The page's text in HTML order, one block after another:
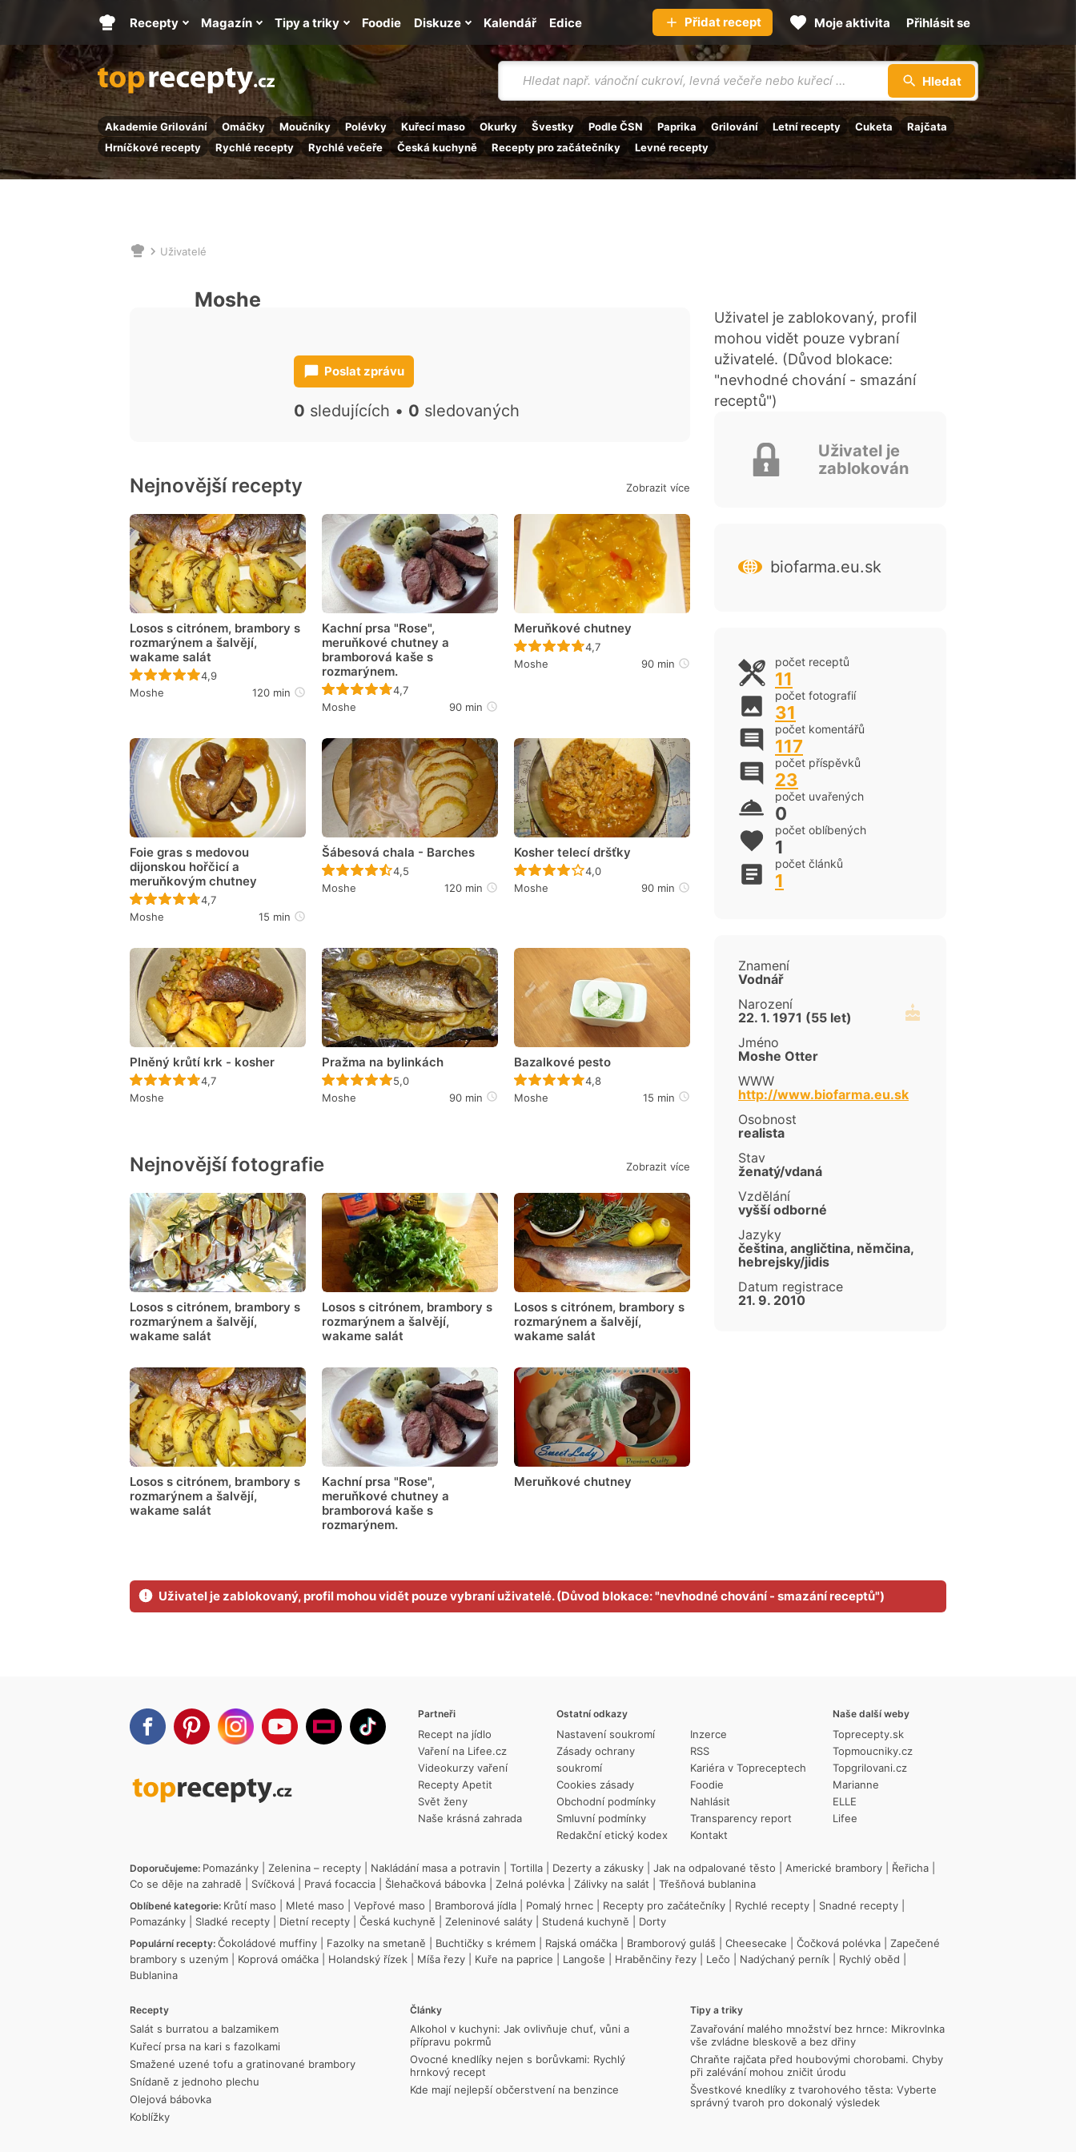
Vyhledávání
Hledat
Akademie Grilování Omáčky Moučníky Polévky Kuřecí maso Okurky Švestky Podle ČSN Paprika Grilování Letní recepty Cuketa
Rajčata
Hrníčkové recepty
Rychlé recepty Rychlé večeře Česká kuchyně Recepty pro začátečníky Levné recepty
Hlavní
stránka
Recepty Magazín Tipy a triky Kalendář
Foodie Diskuze Edice Přidat recept Moje aktivita Přihlásit se
NacházíteUživatelé
Moshe
Poslat zprávu
0 sledujících • 0 sledovaných
Nejnovější recepty Zobrazit více
Losos s citrónem, brambory s
rozmarýnem a šalvějí,
wakame salát
Recept ještě nebyl hodnocen
4,9
Moshe
120 min
Kachní prsa "Rose",
meruňkové chutney a
bramborová kaše s
rozmarýnem.
Recept ještě nebyl hodnocen
4,7
Moshe
90 min
Meruňkové chutney
Recept ještě nebyl hodnocen
4,7
Moshe
90 min
Foie gras s medovou
dijonskou hořčicí a
meruňkovým chutney
Recept ještě nebyl hodnocen
4,7
Moshe
15 min
Šábesová chala - Barches
Recept ještě nebyl hodnocen
4,5
Moshe
120 min
Kosher telecí dršťky
Recept ještě nebyl hodnocen
4,0
Moshe
90 min
Plněný krůtí krk - kosher
Recept ještě nebyl hodnocen
4,7
Moshe
Pražma na bylinkách
Recept ještě nebyl hodnocen
5,0
Moshe
90 min
Bazalkové pesto
Recept ještě nebyl hodnocen
4,8
Moshe
15 min
Nejnovější fotografie Zobrazit více
Losos s citrónem, brambory s
rozmarýnem a šalvějí,
wakame salát
Losos s citrónem, brambory s
rozmarýnem a šalvějí,
wakame salát
Losos s citrónem, brambory s
rozmarýnem a šalvějí,
wakame salát
Losos s citrónem, brambory s
rozmarýnem a šalvějí,
wakame salát
Kachní prsa "Rose",
meruňkové chutney a
bramborová kaše s
rozmarýnem.
Meruňkové chutney
Uživatel je zablokovaný, profil
mohou vidět pouze vybraní
uživatelé. (Důvod blokace:
"nevhodné chování - smazání
receptů")
Uživatel je
zablokován
biofarma.eu.sk
počet receptů
11
počet fotografií
31
počet komentářů
117
počet příspěvků
23
počet uvařených
0
počet oblíbených
1
počet článků
1
Znamení
Vodnář
Narození
22. 1. 1971 (55 let)
Jméno
Moshe Otter
WWW
http://www.biofarma.eu.sk
Osobnost
realista
Stav
ženatý/vdaná
Vzdělání
vyšší odborné
Jazyky
čeština, angličtina, němčina,
hebrejsky/jidis
Datum registrace
21. 9. 2010
Uživatel je zablokovaný, profil mohou vidět pouze vybraní uživatelé. (Důvod blokace: "nevhodné chování - smazání receptů")
Partneři
Recept na jídlo
Vaření na Lifee.cz
Videokurzy vaření
Recepty Apetit
Svět ženy
Naše krásná zahrada
Ostatní odkazy
Nastavení soukromí
Zásady ochrany
soukromí
Cookies zásady
Obchodní podmínky
Smluvní podmínky
Redakční etický kodex
Inzerce
RSS
Kariéra v Topreceptech
Foodie
Nahlásit
Transparency report
Kontakt
Naše další weby
Toprecepty.sk
Topmoucniky.cz
Topgrilovani.cz
Marianne
ELLE
Lifee
Doporučujeme: Pomazánky Zelenina – recepty Nakládání masa a potravin Tortilla Dezerty a zákusky Jak na odpalované těsto Americké brambory Řeřicha
Co se děje na zahradě
Svíčková Pravá focaccia Šlehačková bábovka Zelná polévka Zálivky na salát Třešňová bublanina
Oblíbené kategorie: Krůtí maso Mleté maso Vepřové maso Bramborová jídla Pomalý hrnec Recepty pro začátečníky Rychlé recepty Snadné recepty
Pomazánky
Sladké recepty Dietní recepty Česká kuchyně Zeleninové saláty Studená kuchyně Dorty
Populární recepty: Čokoládové muffiny Fazolky na smetaně Buchtičky s krémem Rajská omáčka Bramborový guláš Cheesecake Čočková polévka
Zapečené
brambory s uzeným
Koprová omáčka Holandský řízek Míša řezy Kuře na paprice Langoše Hraběnčiny řezy Lečo Nadýchaný perník Rychlý oběd
Bublanina
Recepty
Salát s burratou a balzamikem
Kuřecí prsa na kari s fazolkami
Smažené uzené tofu a gratinované brambory
Snídaně z jednoho plechu
Olejová bábovka
Koblížky
Články
Alkohol v kuchyni: Jak ovlivňuje chuť, vůni a
přípravu pokrmů
Ovocné knedlíky nejen s borůvkami: Rychlý
hrnkový recept
Kde mají nejlepší občerstvení na benzince
Tipy a triky
Zavařování malého množství bez hrnce: Mikrovlnka
vše zvládne bleskově a bez dřiny
Chraňte rajčata před houbovými chorobami. Chyby
při zalévání mohou zničit úrodu
Švestkové knedlíky z tvarohového těsta: Vyberte
správný tvaroh pro dokonalý výsledek